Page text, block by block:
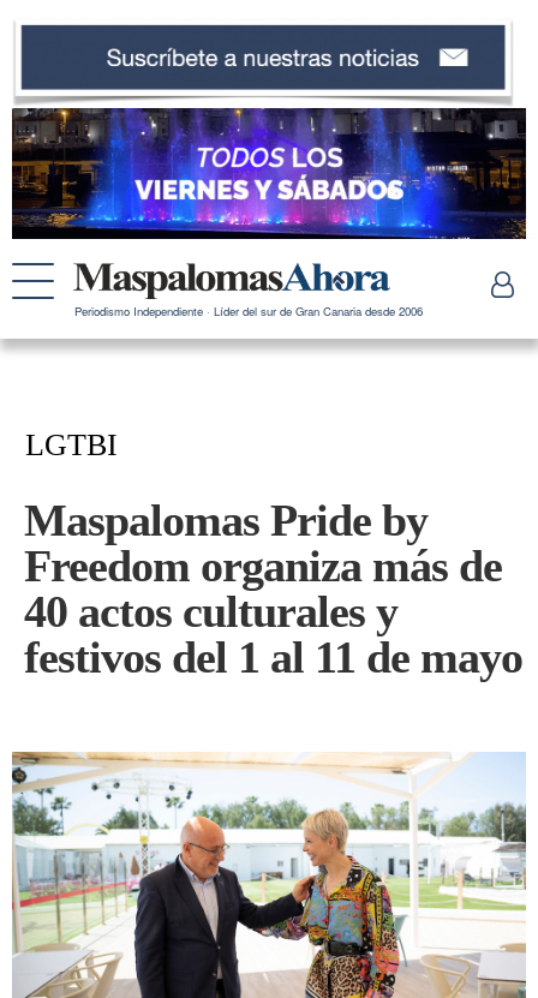
Periodismo Independiente · Líder del sur de Gran Canaria desde 2006
LGTBI
Maspalomas Pride by
Freedom organiza más de
40 actos culturales y
festivos del 1 al 11 de mayo